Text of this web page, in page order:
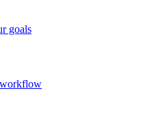
goals
workflow